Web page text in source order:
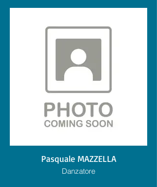
Pasquale MAZZELLA
Danzatore